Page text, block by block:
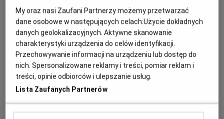
udział w turnieju karate, lecz jego umiejętności okazują się
niewystarczające. Jego nauczyciel Pan Han (Jackie Chan)
zwraca się o pomoc do Daniela LaRusso (Ralph Macchio),
aby nauczył chłopca nowego stylu walki. Połączenie dwóch
różnych filozofii ma pomóc Li w wygraniu turnieju i
przezwyciężeniu własnych słabości.
My oraz nasi Zaufani Partnerzy możemy przetwarzać
dane osobowe w następujących celach:Użycie dokładnych
danych geolokalizacyjnych. Aktywne skanowanie
charakterystyki urządzenia do celów identyfikacji.
Przechowywanie informacji na urządzeniu lub dostęp do
nich. Spersonalizowane reklamy i treści, pomiar reklam i
treści, opinie odbiorców i ulepszanie usług.
Lista Zaufanych Partnerów